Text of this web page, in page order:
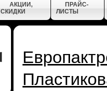
АКЦИИ,
СКИДКИ
ПРАЙС-
ЛИСТЫ